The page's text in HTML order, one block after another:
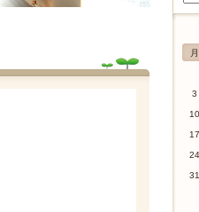
月
3
10
17
24
31